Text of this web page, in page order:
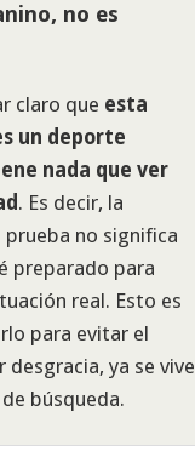
no es
claro que esta
un deporte
nada que ver
. Es decir, la
no significa
preparado para
real. Esto es
para evitar el
ya se vive
búsqueda.